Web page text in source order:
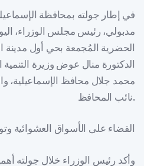
في إطار جولته بمحافظة
مدبولي، رئيس مجلس الوزراء،
الحضرية المُجمعة بحي أول مدينة
الدكتورة منال عوض وزيرة التنمية
محمد جلال محافظ الإسماعيلية،
نائب المحافظ.
القضاء على الأسواق العشوائية
وأكد رئيس الوزراء خلال جولته